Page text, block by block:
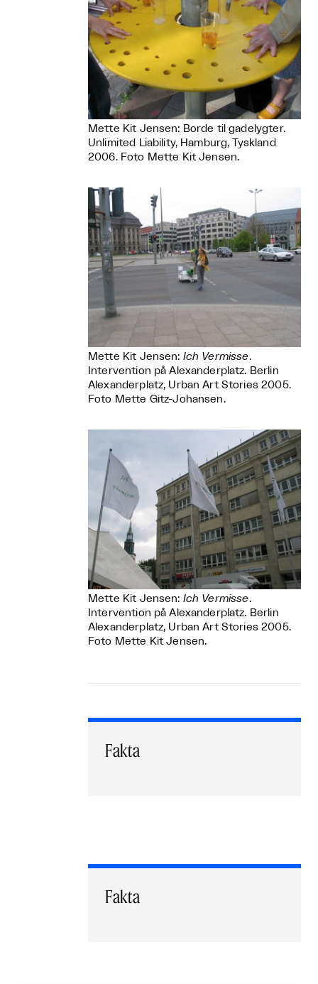
Mette Kit Jensen: Borde til gadelygter.
Unlimited Liability, Hamburg, Tyskland
2006. Foto Mette Kit Jensen.
Mette Kit Jensen: Ich Vermisse.
Intervention på Alexanderplatz. Berlin
Alexanderplatz, Urban Art Stories 2005.
Foto Mette Gitz-Johansen.
Mette Kit Jensen: Ich Vermisse.
Intervention på Alexanderplatz. Berlin
Alexanderplatz, Urban Art Stories 2005.
Foto Mette Kit Jensen.
Fakta
Fakta